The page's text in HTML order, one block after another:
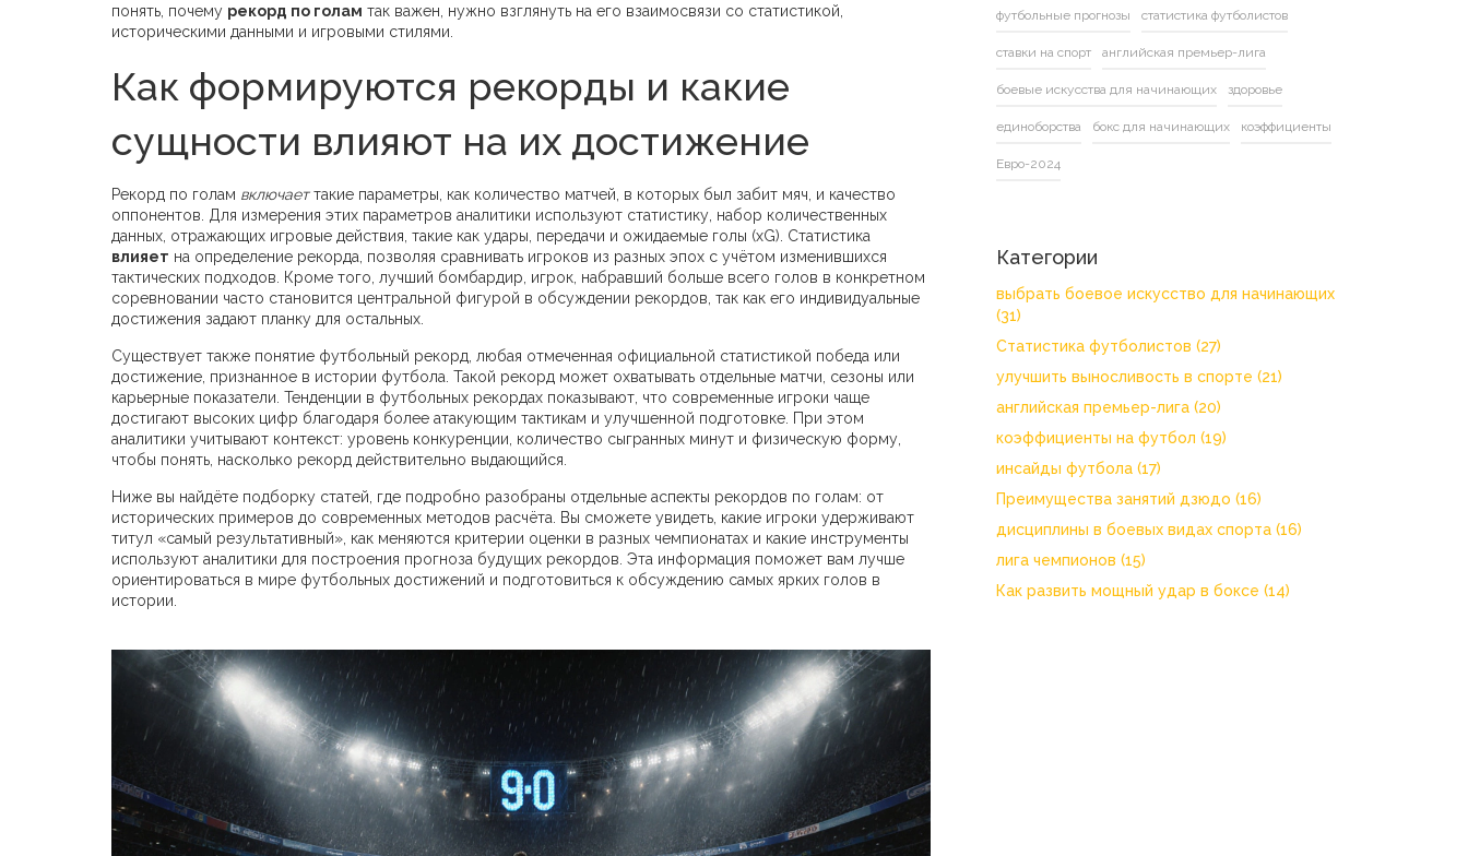
понять, почему рекорд по голам так важен, нужно взглянуть на его взаимосвязи со статистикой,
историческими данными и игровыми стилями.
Как формируются рекорды и какие
сущности влияют на их достижение
Рекорд по голам включаеттакие параметры, как количество матчей, в которых был забит мяч, и качество
оппонентов. Для измерения этих параметров аналитики используют статистику набор количественных
данных, отражающих игровые действия, такие как удары, передачи и ожидаемые голы (xG) . Статистика
влияет на определение рекорда, позволяя сравнивать игроков из разных эпох с учётом изменившихся
тактических подходов. Кроме того, лучший бомбардир игрок, набравший больше всего голов в конкретном
соревновании часто становится центральной фигурой в обсуждении рекордов, так как его индивидуальные
достижения задают планку для остальных.
Существует также понятие футбольный рекорд любая отмеченная официальной статистикой победа или
достижение, признанное в истории футбола . Такой рекорд может охватывать отдельные матчи, сезоны или
карьерные показатели. Тенденции в футбольных рекордах показывают, что современные игроки чаще
достигают высоких цифр благодаря более атакующим тактикам и улучшенной подготовке. При этом
аналитики учитывают контекст: уровень конкуренции, количество сыгранных минут и физическую форму,
чтобы понять, насколько рекорд действительно выдающийся.
Ниже вы найдёте подборку статей, где подробно разобраны отдельные аспекты рекордов по голам: от
исторических примеров до современных методов расчёта. Вы сможете увидеть, какие игроки удерживают
титул «самый результативный», как меняются критерии оценки в разных чемпионатах и какие инструменты
используют аналитики для построения прогноза будущих рекордов. Эта информация поможет вам лучше
ориентироваться в мире футбольных достижений и подготовиться к обсуждению самых ярких голов в
истории.
футбольные прогнозы статистика футболистов
ставки на спорт английская премьер-лига
боевые искусства для начинающих здоровье
единоборства бокс для начинающих коэффициенты
Евро-2024
Категории
выбрать боевое искусство для начинающих
(31)
Статистика футболистов (27)
улучшить выносливость в спорте (21)
английская премьер-лига (20)
коэффициенты на футбол (19)
инсайды футбола (17)
Преимущества занятий дзюдо (16)
дисциплины в боевых видах спорта (16)
лига чемпионов (15)
Как развить мощный удар в боксе (14)